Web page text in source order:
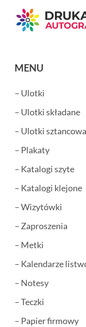
MENU
– Ulotki
– Ulotki składane
– Ulotki
– Plakaty
– Katalogi szyte
– Katalogi klejone
– Wizytówki
– Zaproszenia
– Metki
– Kalendarze
– Notesy
– Teczki
– Papier firmowy